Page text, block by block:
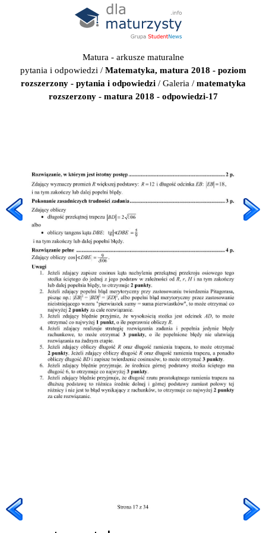
Matura - arkusze maturalne
pytania i odpowiedzi / Matematyka, matura 2018 - poziom
rozszerzony - pytania i odpowiedzi/ Galeria / matematyka
rozszerzony - matura 2018 - odpowiedzi-17